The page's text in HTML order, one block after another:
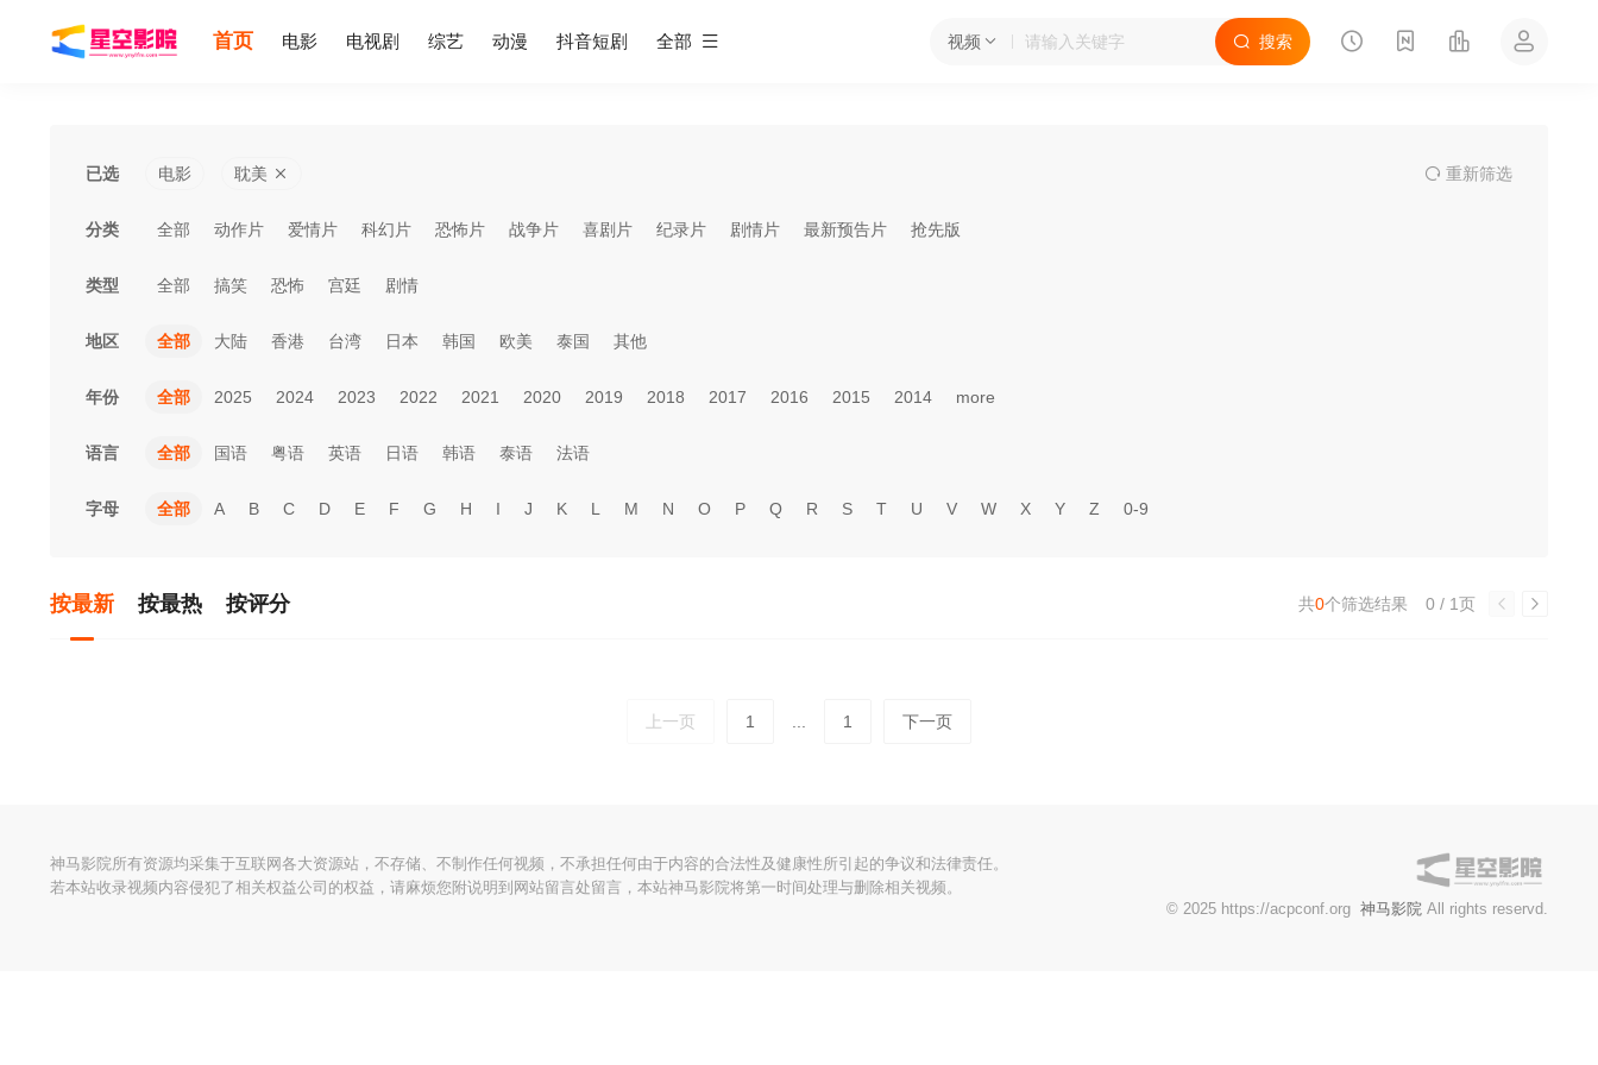
视频 搜索
首页 电影 电视剧 综艺 动漫 抖音短剧 全部
已选 电影 耽美 重新筛选
分类 全部 动作片 爱情片 科幻片 恐怖片 战争片 喜剧片 纪录片 剧情片 最新预告片 抢先版
类型 全部 搞笑 恐怖 宫廷 剧情
地区 全部 大陆 香港 台湾 日本 韩国 欧美 泰国 其他
年份 全部 2025 2024 2023 2022 2021 2020 2019 2018 2017 2016 2015 2014 more
语言 全部 国语 粤语 英语 日语 韩语 泰语 法语
字母 全部 A B C D E F G H I J K L M N O P Q R S T U V W X Y Z 0-9
按最新 按最热 按评分 0 / 1页
共0个筛选结果
上一页 1 1 下一页
神马影院所有资源均采集于互联网各大资源站，不存储、不制作任何视频，不承担任何由于内容的合法性及健康性所引起的争议和法律责任。
若本站收录视频内容侵犯了相关权益公司的权益，请麻烦您附说明到网站留言处留言，本站神马影院将第一时间处理与删除相关视频。
© 2025 https://acpconf.org 神马影院All rights reservd.